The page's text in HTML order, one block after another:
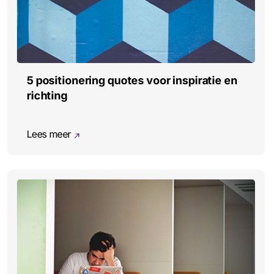
5 positionering quotes voor inspiratie en
richting
Lees meer